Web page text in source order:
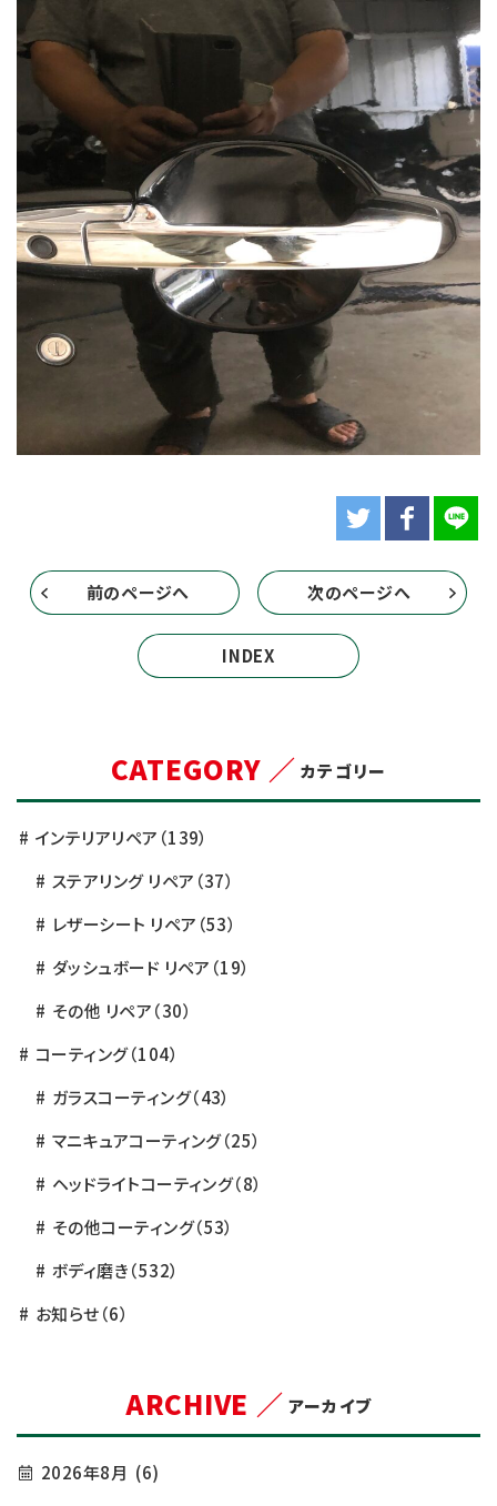
前のページへ
INDEX
次のページへ
CATEGORY ／ カテゴリー
インテリアリペア （139）
ステアリング リペア （37）
レザーシート リペア （53）
ダッシュボード リペア （19）
その他 リペア（30）
コーティング（104）
ガラスコーティング（43）
マニキュアコーティング（25）
ヘッドライトコーティング（8）
その他コーティング（53）
ボディ磨き（532）
お知らせ（6）
ARCHIVE ／ アーカイブ
2026年8月 (6)